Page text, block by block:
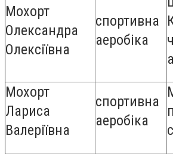
Мохорт
Олександра
Олексіївна
спортивна
аеробіка
Мохорт
Лариса
Валеріївна
спортивна
аеробіка